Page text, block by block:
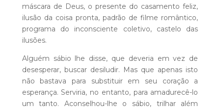
máscara de Deus, o presente do casamento feliz,
ilusão da coisa pronta, padrão de filme romântico,
programa do inconsciente coletivo, castelo das
ilusões.
Alguém sábio lhe disse, que deveria em vez de
desesperar, buscar desiludir. Mas que apenas isto
não bastava para substituir em seu coração a
esperança. Serviria, no entanto, para amadurecê-lo
um tanto. Aconselhou-lhe o sábio, trilhar além